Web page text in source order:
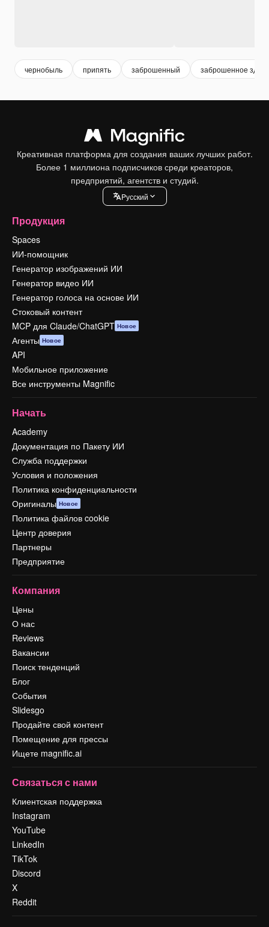
чернобыль припять заброшенный заброшенное
Креативная платформа для создания ваших лучших работ.
Более 1 миллиона подписчиков среди креаторов,
предприятий, агентств и студий.
Pусский
Продукция
Spaces
ИИ-помощник
Генератор изображений ИИ
Генератор видео ИИ
Генератор голоса на основе ИИ
Стоковый контент
MCP для Claude/ChatGPT Новое
Агенты Новое
API
Мобильное приложение
Все инструменты Magnific
Начать
Academy
Документация по Пакету ИИ
Служба поддержки
Условия и положения
Политика конфиденциальности
Оригиналы Новое
Политика файлов cookie
Центр доверия
Партнеры
Предприятие
Компания
Цены
О нас
Reviews
Вакансии
Поиск тенденций
Блог
События
Slidesgo
Продайте свой контент
Помещение для прессы
Ищете magnific.ai
Связаться с нами
Клиентская поддержка
Instagram
YouTube
LinkedIn
TikTok
Discord
X
Reddit